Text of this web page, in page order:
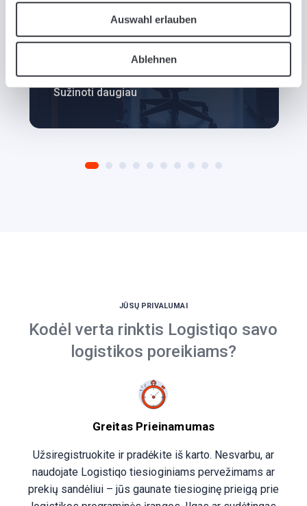
Auswahl erlauben
Ablehnen
Užsakymų tvarkymas
Ar galėtumėte efektyviau tvarkyti savo
Sužinoti daugiau
JŪSŲ PRIVALUMAI
Kodėl verta rinktis Logistiqo savo
logistikos poreikiams?
Greitas Prieinamumas
Užsiregistruokite ir pradėkite iš karto. Nesvarbu, ar
naudojate Logistiqo tiesioginiams pervežimams ar
prekių sandėliui – jūs gaunate tiesioginę prieigą prie